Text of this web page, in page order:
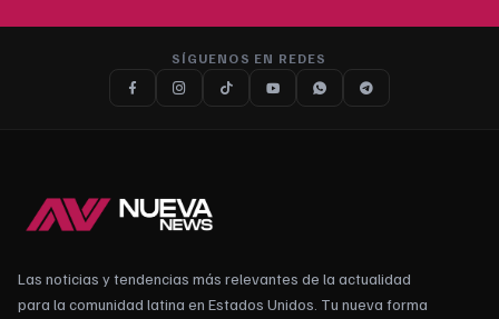
SÍGUENOS EN REDES
Las noticias y tendencias más relevantes de la actualidad
para la comunidad latina en Estados Unidos. Tu nueva forma